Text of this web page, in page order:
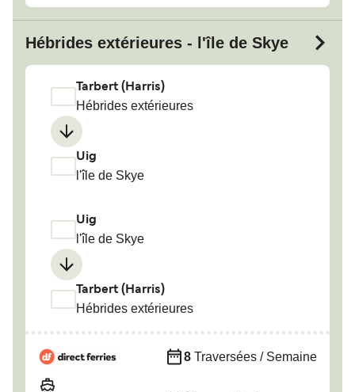
Hébrides extérieures - l'île de Skye
Tarbert (Harris)
Hébrides extérieures
Uig
l'île de Skye
Uig
l'île de Skye
Tarbert (Harris)
Hébrides extérieures
8 Traversées / Semaine